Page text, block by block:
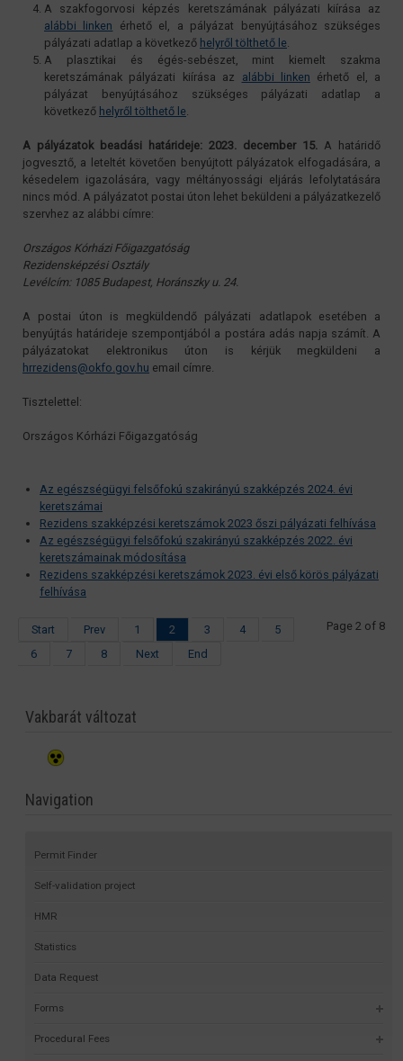
A szakfogorvosi képzés keretszámának pályázati kiírása az
alábbi linken érhető el, a pályázat benyújtásához szükséges
pályázati adatlap a következő helyről tölthető le
A plasztikai és égés-sebészet, mint kiemelt szakma
keretszámának pályázati kiírása az alábbi linken érhető el, a
pályázat benyújtásához szükséges pályázati adatlap a
következő helyről tölthető le
A pályázatok beadási határideje: 2023. december 15.
A határidő
jogvesztő, a leteltét követően benyújtott pályázatok elfogadására, a
késedelem igazolására, vagy méltányossági eljárás lefolytatására
nincs mód. A pályázatot postai úton lehet beküldeni a pályázatkezelő
szervhez az alábbi címre:
Országos Kórházi Főigazgatóság
Rezidensképzési Osztály
Levélcím: 1085 Budapest, Horánszky u. 24.
A postai úton is megküldendő pályázati adatlapok esetében a
benyújtás határideje szempontjából a postára adás napja számít. A
pályázatokat elektronikus úton is kérjük megküldeni a
hrrezidens@okfo.gov.hu email címre.
Tisztelettel:
Országos Kórházi Főigazgatóság
Az egészségügyi felsőfokú szakirányú szakképzés 2024. évi
keretszámai
Rezidens szakképzési keretszámok 2023 őszi pályázati felhívása
Az egészségügyi felsőfokú szakirányú szakképzés 2022. évi
keretszámainak módosítása
Rezidens szakképzési keretszámok 2023. évi első körös pályázati
felhívása
Page 2 of 8
Start Prev 1 2 3 4
5
6
7 8 Next End
Vakbarát változat
Navigation
Permit Finder
Self-validation project
HMR
Statistics
Data Request
Forms
Procedural Fees